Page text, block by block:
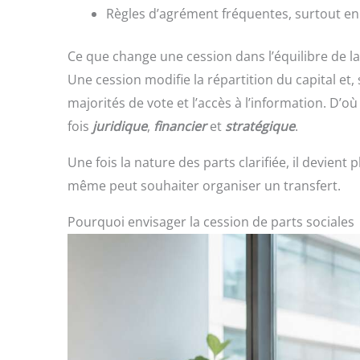
Règles d’agrément fréquentes, surtout
Ce que change une cession dans l’équilibre de
Une cession modifie la répartition du capital
majorités de vote et l’accès à l’information.
fois juridique, financieret stratégique.
Une fois la nature des parts clarifiée, il devient
même peut souhaiter organiser un transfert.
Pourquoi envisager la cession de parts sociales